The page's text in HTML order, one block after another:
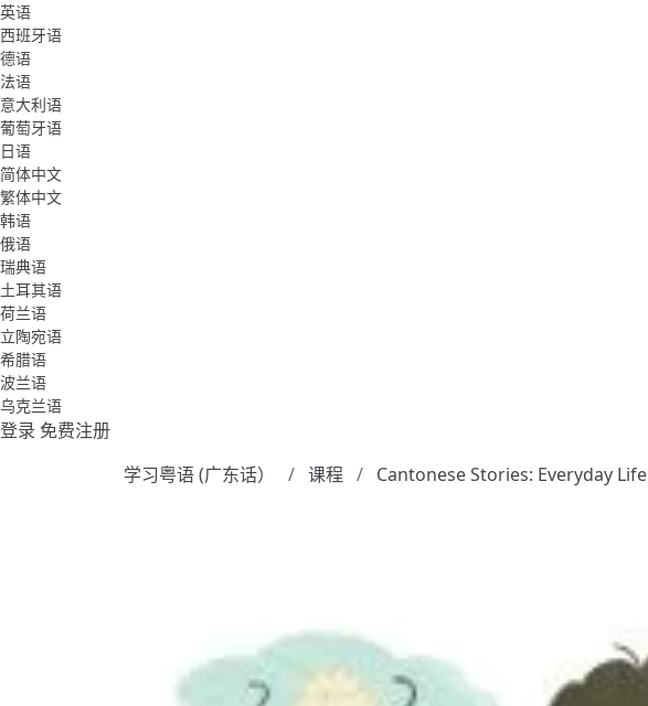
英语
西班牙语
德语
法语
意大利语
葡萄牙语
日语
简体中文
繁体中文
韩语
俄语
瑞典语
土耳其语
荷兰语
立陶宛语
希腊语
波兰语
乌克兰语
登录 免费注册
学习粤语 (广东话）
课程 Cantonese Stories: Everyday Life